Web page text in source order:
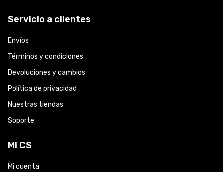
Servicio a clientes
Envíos
Términos y condiciones
Devoluciones y cambios
Política de privacidad
Nuestras tiendas
Soporte
Mi CS
Mi cuenta